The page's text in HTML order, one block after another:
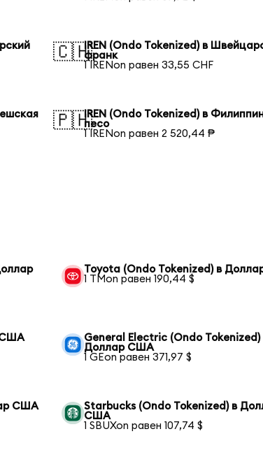
🇨🇭IREN (Ondo Tokenized) в
франк
1 IRENon равен 33,55 CHF
🇵🇭IREN (Ondo Tokenized) в
песо
1 IRENon равен 2 520,44 ₱
Toyota (Ondo Tokenized) в
1 TMon равен 190,44 $
США
General Electric (Ondo Tokenized)
Доллар США
1 GEon равен 371,97 $
США
Starbucks (Ondo Tokenized) в
США
1 SBUXon равен 107,74 $